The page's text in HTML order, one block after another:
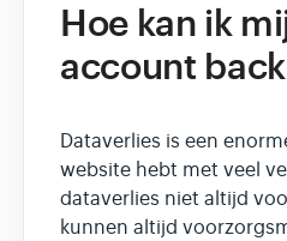
Reseller &
Hoe kan ik
account
Dataverlies is een
website hebt met veel
dataverlies niet altijd
kunnen altijd